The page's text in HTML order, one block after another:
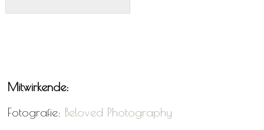
Mitwirkende:
Fotografie: Beloved Photography